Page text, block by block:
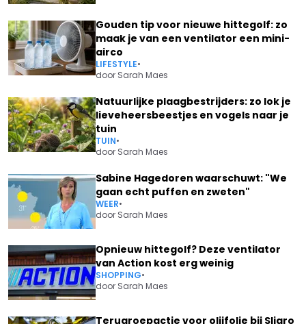
Gouden tip voor nieuwe hittegolf: zo
maak je van een ventilator een mini-
airco
LIFESTYLE•
door Sarah Maes
Natuurlijke plaagbestrijders: zo lok je
lieveheersbeestjes en vogels naar je
tuin
TUIN•
door Sarah Maes
Sabine Hagedoren waarschuwt: "We
gaan echt puffen en zweten"
WEER•
door Sarah Maes
Opnieuw hittegolf? Deze ventilator
van Action kost erg weinig
SHOPPING•
door Sarah Maes
Terugroepactie voor olijfolie bij Sligro